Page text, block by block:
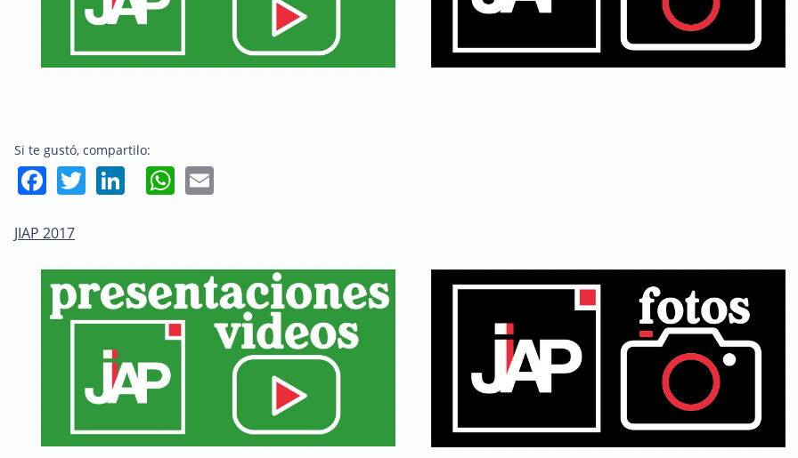
Si te gustó, compartilo:
FacebookTwitter LinkedIn WhatsApp
JIAP 2017